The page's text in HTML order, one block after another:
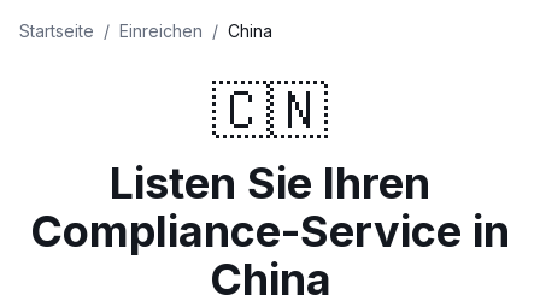
Startseite / Einreichen / China
🇨🇳
Listen Sie Ihren
Compliance-Service in
China